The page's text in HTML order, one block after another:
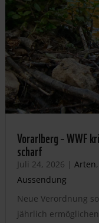
Vorarlberg – WWF
scharf
Juli 24, 2026 | Arten,
Aussendung
Neue Verordnung
jährlich